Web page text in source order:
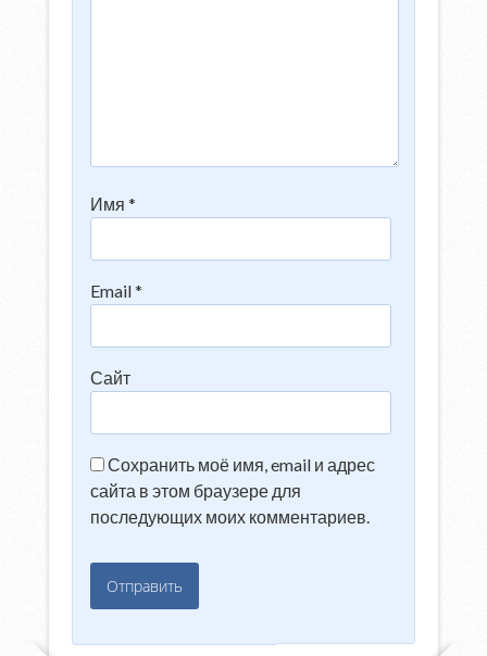
Имя*
Email*
Сайт
Сохранить моё имя, email и адрес
сайта в этом браузере для
последующих моих комментариев.